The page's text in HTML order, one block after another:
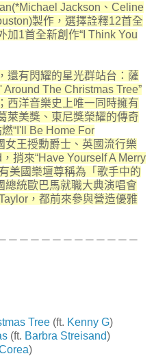
Jackson、Celine
製作，選擇詮釋12首全
加1首全新創作“I Think You
還有閃耀的星光群站台：薩
The Christmas Tree”
西洋音樂史上唯一同時擁有
萊美獎、東尼獎榮耀的傳奇
“I'll Be Home For
女王授勳爵士、英國流行樂
捎來“Have Yourself A Merry
美國樂壇尊稱為「歌手中的
總統歐巴馬就職大典演唱會
，都前來參與營造優雅
－－－－－－－－－－－－
Tree (ft. Kenny G)
(ft. Barbra Streisand)
)